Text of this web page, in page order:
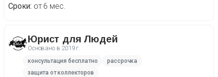
Сроки от 6 мес.
Юрист для Людей
Основано в 2019 г.
консультация бесплатно
рассрочка
защита от коллекторов